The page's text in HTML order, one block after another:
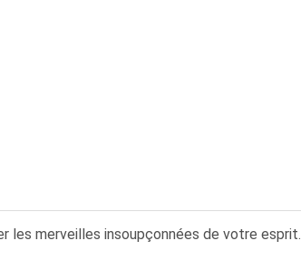
les merveilles insoupçonnées de votre esprit.